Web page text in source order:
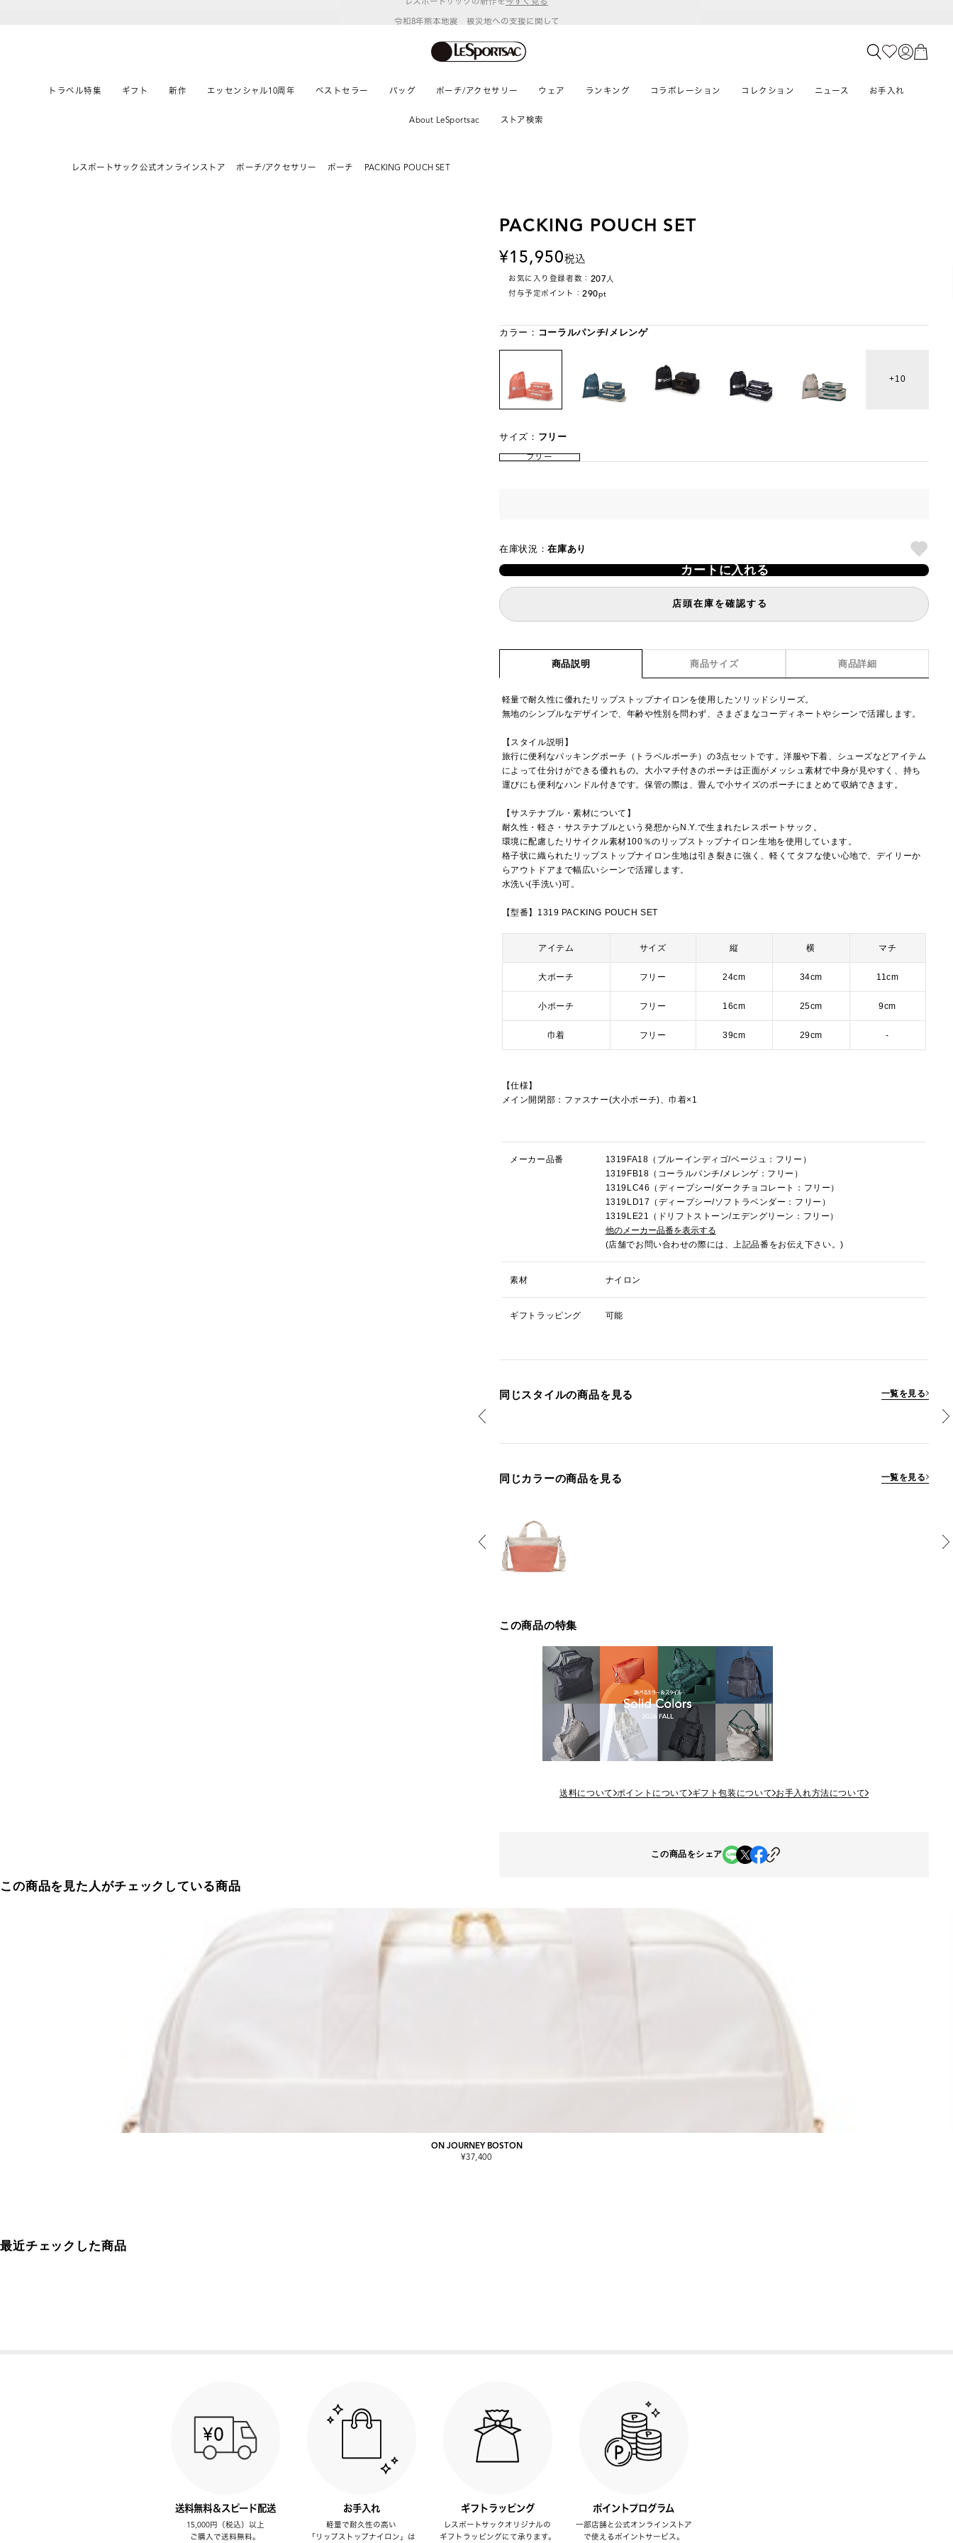
トラベル特集 ギフト 新作 エッセンシャル10周年 ベストセラー バッグ ポーチ/アクセサリー ウェア ランキング コラボレーション コレクション ニュース お手入れ
About LeSportsac ストア検索
レスポートサック公式オンラインストア ポーチ/アクセサリー ポーチ PACKING POUCH SET
PACKING POUCH SET
15,950税込
お気に入り登録者数： 207人
付与予定ポイント：290pt
カラー： コーラルパンチ/メレンゲ
10
サイズ： フリー
フリー
在庫状況：在庫あり
カートに入れる
店頭在庫を確認する
商品説明 商品サイズ 商品詳細
軽量で耐久性に優れたリップストップナイロンを使用したソリッドシリーズ。
無地のシンプルなデザインで、年齢や性別を問わず、さまざまなコーディネートやシーンで活躍します。
【スタイル説明】
旅行に便利なパッキングポーチ（トラベルポーチ）の3点セットです。洋服や下着、シューズなどアイテム
によって仕分けができる優れもの。大小マチ付きのポーチは正面がメッシュ素材で中身が見やすく、持ち
運びにも便利なハンドル付きです。保管の際は、畳んで小サイズのポーチにまとめて収納できます。
【サステナブル・素材について】
耐久性・軽さ・サステナブルという発想からN.Y.で生まれたレスポートサック。
環境に配慮したリサイクル素材100％のリップストップナイロン生地を使用しています。
格子状に織られたリップストップナイロン生地は引き裂きに強く、軽くてタフな使い心地で、デイリーか
らアウトドアまで幅広いシーンで活躍します。
水洗い(手洗い)可。
【型番】1319 PACKING POUCH SET
アイテム サイズ 縦 横 マチ
大ポーチ フリー 24cm 34cm 11cm
小ポーチ フリー 16cm 25cm 9cm
巾着 フリー 39cm 29cm -
【仕様】
メイン開閉部：ファスナー(大小ポーチ)、巾着×1
メーカー品番
1319FA18（ブルーインディゴ/ベージュ：フリー）
1319FB18（コーラルパンチ/メレンゲ：フリー）
1319LC46（ディープシー/ダークチョコレート：フリー）
1319LD17（ディープシー/ソフトラベンダー：フリー）
1319LE21（ドリフトストーン/エデングリーン：フリー）
他のメーカー品番を表示する
(店舗でお問い合わせの際には、上記品番をお伝え下さい。)
素材 ナイロン
ギフトラッピング 可能
同じスタイルの商品を見る 一覧を見る
同じカラーの商品を見る 一覧を見る
この商品の特集
送料について ポイントについて ギフト包装について お手入れ方法について
この商品をシェア
この商品を見た人がチェックしている商品
ON JOURNEY BOSTON
¥37,400
最近チェックした商品
送料無料＆スピード配送
15,000円（税込）以上
ご購入で送料無料。
お手入れ
軽量で耐久性の高い
「リップストップナイロン」は
ギフトラッピング
レスポートサックオリジナルの
ギフトラッピングにて承ります。
ポイントプログラム
一部店舗と公式オンラインストア
で使えるポイントサービス。